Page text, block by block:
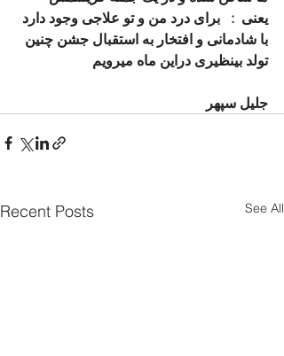
یعنی  :   برای درد من و تو علاجی وجود دارد
با شادمانی و افتخار به استقبال جشن چنین
تولد بینظیری دراین ماه میرویم
جلیل سپهر
Recent Posts See All